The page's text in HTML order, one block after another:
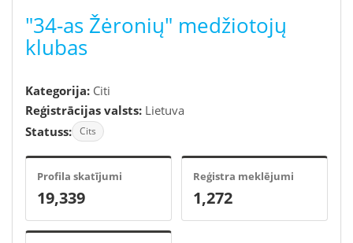
"34-as Žėronių" medžiotojų
klubas
Kategorija: Citi
Reģistrācijas valsts: Lietuva
Statuss: Cits
Profila skatījumi
19,339
Reģistra meklējumi
1,272